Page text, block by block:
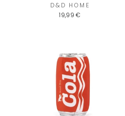
D&D HOME
19,99 €